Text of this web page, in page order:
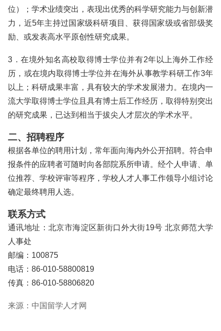
位）；学术业绩突出，表现出优秀的科学研究能力与创新潜
力，近5年主持过国家级科研项目、获得国家级或省部级奖
励、或发表高水平原创性研究成果。
3．在境外知名高校取得博士学位并有2年以上海外工作经
历，或在境内取得博士学位并在海外从事教学科研工作3年
以上；科研成果丰富，具有较大的学术发展潜力。在境内一
流大学取得博士学位且具有博士后工作经历，取得特别突出
的研究成果，已达到相当于拔尖人才层次的学术水平。
二、招聘程序
根据各单位的聘用计划，常年面向海内外公开招聘。符合申
报条件的应聘者可随时向各部院系所申请。经个人申请、单
位推荐、学校评审等程序，学校人才人事工作领导小组讨论
确定最终聘用人选。
联系方式
通讯地址：北京市海淀区新街口外大街19号 北京师范大学
人事处
邮编：100875
电话：86-010-58800819
传真：86-010-58806820
来源：中国留学人才网